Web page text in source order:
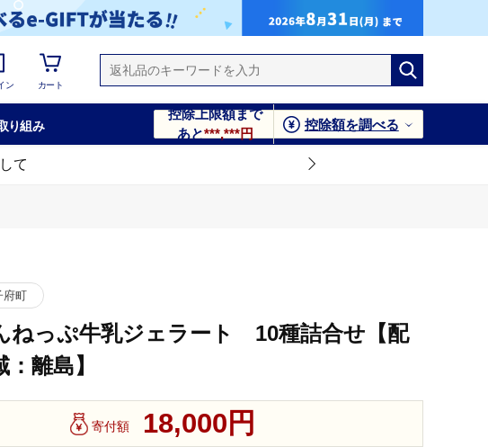
ン カート
り組み
控除上限額まで
あと***,***円
控除額を調べる
て
府町
ねっぷ牛乳ジェラート 10種詰合せ【配
離島】
寄付額 18,000円